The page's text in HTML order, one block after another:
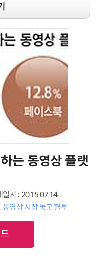
는 동영상 플랫
일자 : 2015.07.14
동영상 시장 놓고 혈투